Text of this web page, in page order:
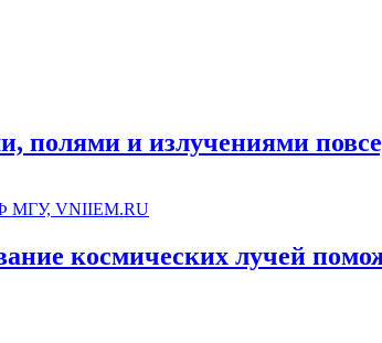
полями и излучениями
космических лучей